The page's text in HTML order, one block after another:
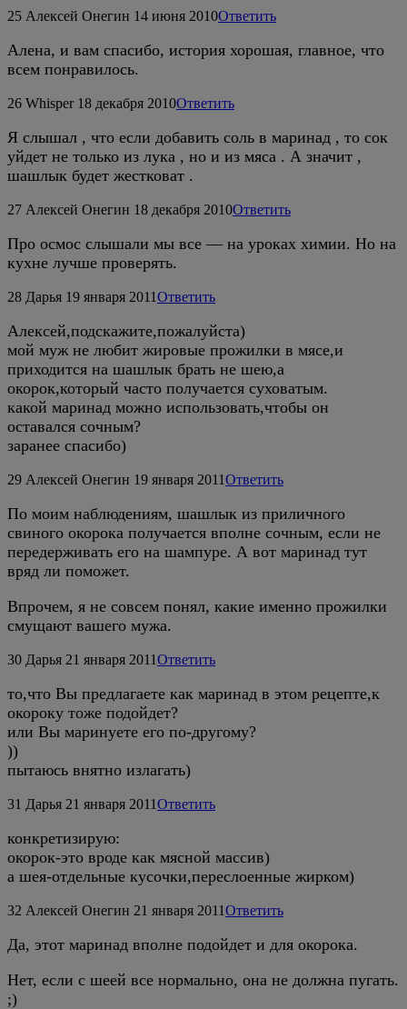
25 Алексей Онегин 14 июня 2010Ответить
Алена, и вам спасибо, история хорошая, главное, что
всем понравилось.
26 Whisper 18 декабря 2010Ответить
Я слышал , что если добавить соль в маринад , то сок
уйдет не только из лука , но и из мяса . А значит ,
шашлык будет жестковат .
27 Алексей Онегин 18 декабря 2010Ответить
Про осмос слышали мы все — на уроках химии. Но на
кухне лучше проверять.
28 Дарья 19 января 2011Ответить
Алексей,подскажите,пожалуйста)
мой муж не любит жировые прожилки в мясе,и
приходится на шашлык брать не шею,а
окорок,который часто получается суховатым.
какой маринад можно использовать,чтобы он
оставался сочным?
заранее спасибо)
29 Алексей Онегин 19 января 2011Ответить
По моим наблюдениям, шашлык из приличного
свиного окорока получается вполне сочным, если не
передерживать его на шампуре. А вот маринад тут
вряд ли поможет.
Впрочем, я не совсем понял, какие именно прожилки
смущают вашего мужа.
30 Дарья 21 января 2011Ответить
то,что Вы предлагаете как маринад в этом рецепте,к
окороку тоже подойдет?
или Вы маринуете его по-другому?
))
пытаюсь внятно излагать)
31 Дарья 21 января 2011Ответить
конкретизирую:
окорок-это вроде как мясной массив)
а шея-отдельные кусочки,переслоенные жирком)
32 Алексей Онегин 21 января 2011Ответить
Да, этот маринад вполне подойдет и для окорока.
Нет, если с шеей все нормально, она не должна пугать.
;)